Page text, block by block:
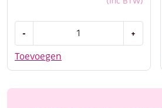
Toevoegen
-
satijnkoord,
meter,
+